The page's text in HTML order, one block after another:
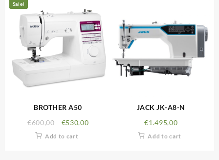
Sale!
BROTHER A50
€600,00 €530,00
Add to cart
JACK JK-A8-N
€1.495,00
Add to cart